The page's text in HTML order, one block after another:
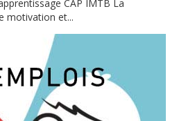
CAP IMTB La
motivation et...